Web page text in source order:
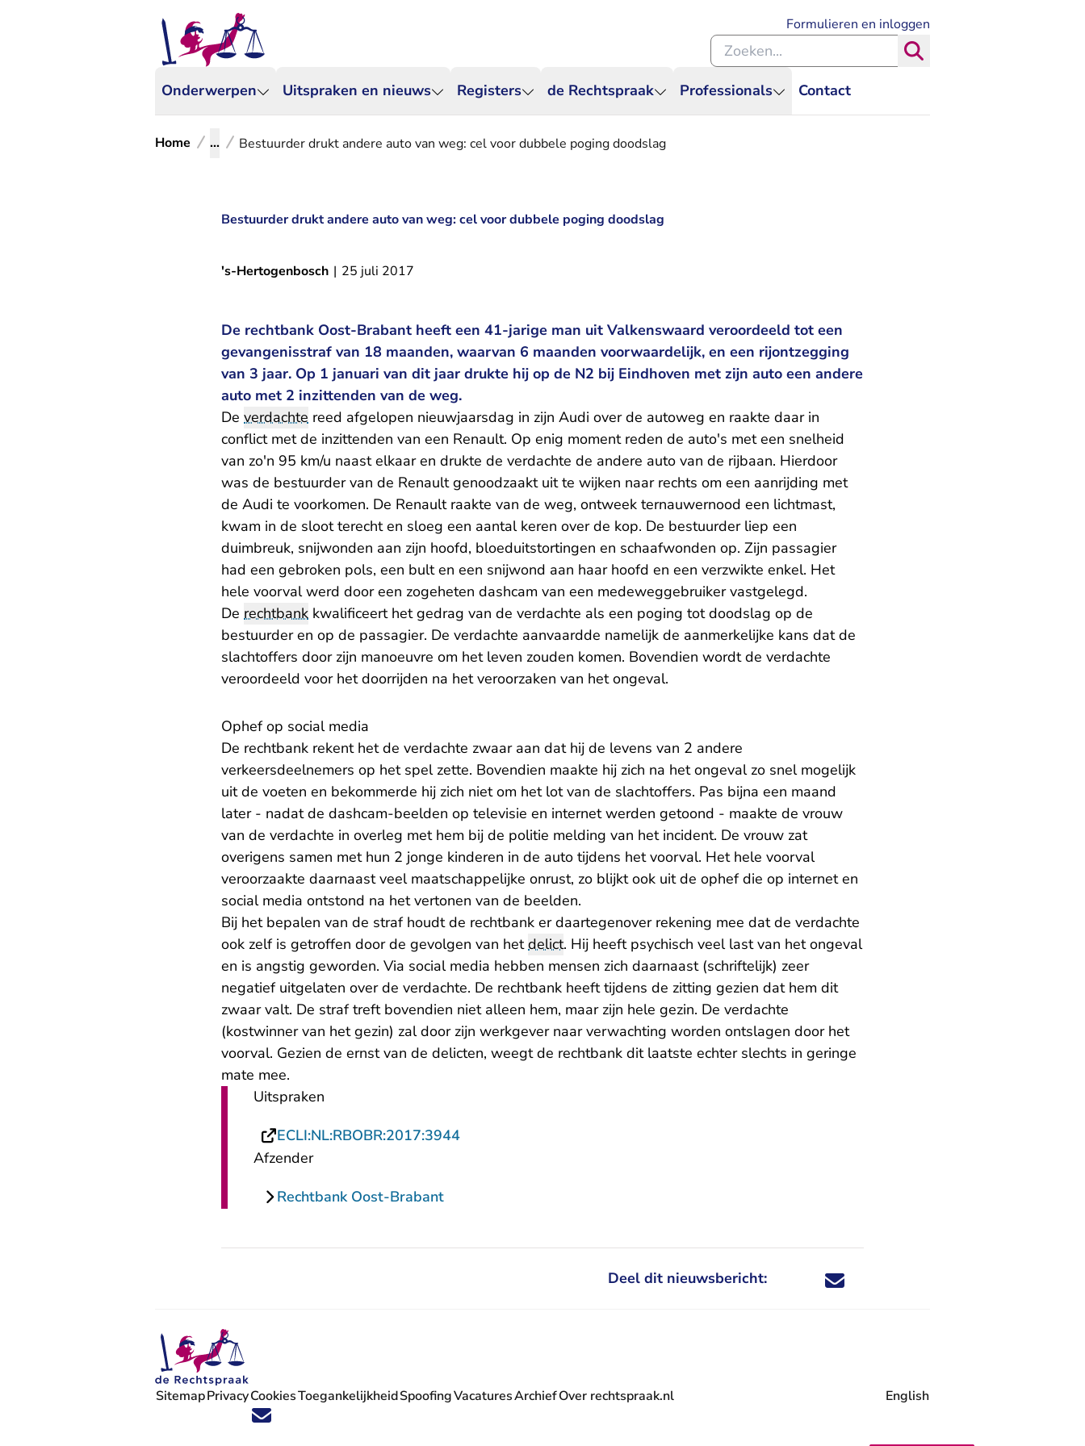
Onderwerpen Uitspraken en nieuws Registers de Rechtspraak Professionals Contact
Formulieren en inloggen
Zoeken binnen de Rechtspraak
Home ... Bestuurder drukt andere auto van weg: cel voor dubbele poging doodslag
Bestuurder drukt andere auto van weg: cel voor dubbele poging doodslag
's-Hertogenbosch | 25 juli 2017
De rechtbank Oost-Brabant heeft een 41-jarige man uit Valkenswaard veroordeeld tot een
gevangenisstraf van 18 maanden, waarvan 6 maanden voorwaardelijk, en een rijontzegging
van 3 jaar. Op 1 januari van dit jaar drukte hij op de N2 bij Eindhoven met zijn auto een andere
auto met 2 inzittenden van de weg.
De verdachte reed afgelopen nieuwjaarsdag in zijn Audi over de autoweg en raakte daar in
conflict met de inzittenden van een Renault. Op enig moment reden de auto's met een snelheid
van zo'n 95 km/u naast elkaar en drukte de verdachte de andere auto van de rijbaan. Hierdoor
was de bestuurder van de Renault genoodzaakt uit te wijken naar rechts om een aanrijding met
de Audi te voorkomen. De Renault raakte van de weg, ontweek ternauwernood een lichtmast,
kwam in de sloot terecht en sloeg een aantal keren over de kop. De bestuurder liep een
duimbreuk, snijwonden aan zijn hoofd, bloeduitstortingen en schaafwonden op. Zijn passagier
had een gebroken pols, een bult en een snijwond aan haar hoofd en een verzwikte enkel. Het
hele voorval werd door een zogeheten dashcam van een medeweggebruiker vastgelegd.
De rechtbank kwalificeert het gedrag van de verdachte als een poging tot doodslag op de
bestuurder en op de passagier. De verdachte aanvaardde namelijk de aanmerkelijke kans dat de
slachtoffers door zijn manoeuvre om het leven zouden komen. Bovendien wordt de verdachte
veroordeeld voor het doorrijden na het veroorzaken van het ongeval.
Ophef op social media
De rechtbank rekent het de verdachte zwaar aan dat hij de levens van 2 andere
verkeersdeelnemers op het spel zette. Bovendien maakte hij zich na het ongeval zo snel mogelijk
uit de voeten en bekommerde hij zich niet om het lot van de slachtoffers. Pas bijna een maand
later - nadat de dashcam-beelden op televisie en internet werden getoond - maakte de vrouw
van de verdachte in overleg met hem bij de politie melding van het incident. De vrouw zat
overigens samen met hun 2 jonge kinderen in de auto tijdens het voorval. Het hele voorval
veroorzaakte daarnaast veel maatschappelijke onrust, zo blijkt ook uit de ophef die op internet en
social media ontstond na het vertonen van de beelden.
Bij het bepalen van de straf houdt de rechtbank er daartegenover rekening mee dat de verdachte
ook zelf is getroffen door de gevolgen van hetdelict. Hij heeft psychisch veel last van het ongeval
en is angstig geworden. Via social media hebben mensen zich daarnaast (schriftelijk) zeer
negatief uitgelaten over de verdachte. De rechtbank heeft tijdens de zitting gezien dat hem dit
zwaar valt. De straf treft bovendien niet alleen hem, maar zijn hele gezin. De verdachte
(kostwinner van het gezin) zal door zijn werkgever naar verwachting worden ontslagen door het
voorval. Gezien de ernst van de delicten, weegt de rechtbank dit laatste echter slechts in geringe
mate mee.
Uitspraken
ECLI:NL:RBOBR:2017:3944- U verlaat Rechtspraak.nl
Afzender
Rechtbank Oost-Brabant
Deel dit nieuwsbericht: Deel dit nieuwsbericht via X - U verlaat
Deel dit nieuwsbericht via Facebook - U
Deel dit nieuwsbericht via e-mail
Deel dit nieuwsbericht via LinkedIn - U
Volg ons op X (Twitter) - U verlaat Rechtspraak.nl
Volg ons op Facebook - U verlaat Rechtspraak.nl
Volg ons op Instagram - U verlaat Rechtspraak.nl
Volg ons op Youtube - U verlaat Rechtspraak.nl
Volg ons op LinkedIn - U verlaat Rechtspraak.nl
'Blijf op de hoogte' nieuwsbrief - U verlaat Rechtspraak.nl
SitemapPrivacyCookiesToegankelijkheidSpoofingVacatures
- U verlaat Rechtspraak.nl
ArchiefOver rechtspraak.nl English